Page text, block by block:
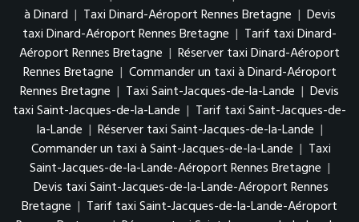
à Dinard | Taxi Dinard-Aéroport Rennes Bretagne | Devis
taxi Dinard-Aéroport Rennes Bretagne | Tarif taxi Dinard-
Aéroport Rennes Bretagne | Réserver taxi Dinard-Aéroport
Rennes Bretagne | Commander un taxi à Dinard-Aéroport
Rennes Bretagne | Taxi Saint-Jacques-de-la-Lande | Devis
taxi Saint-Jacques-de-la-Lande | Tarif taxi Saint-Jacques-de-
la-Lande | Réserver taxi Saint-Jacques-de-la-Lande |
Commander un taxi à Saint-Jacques-de-la-Lande | Taxi
Saint-Jacques-de-la-Lande-Aéroport Rennes Bretagne |
Devis taxi Saint-Jacques-de-la-Lande-Aéroport Rennes
Bretagne | Tarif taxi Saint-Jacques-de-la-Lande-Aéroport